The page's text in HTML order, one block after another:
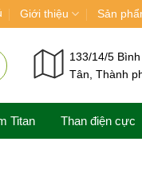
Giới thiệu Sản
133/14/5
Tân, Thành
Titan Than điện cực